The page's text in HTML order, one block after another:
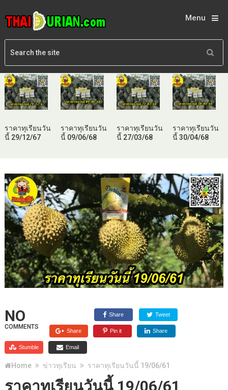
Menu
ราคาทุเรียนวัน
นี้ 29/12/67
ราคาทุเรียนวัน
นี้ 09/06/68
ราคาทุเรียนวัน
นี้ 27/03/68
ราคาทุเรียนวัน
นี้ 30/04/68
NO
COMMENTS
Share Tweet
Share Pin it Share
Stumble Email
Home ข่าวทุเรียน ราคาทุเรียนวันนี้ 19/06/61
ราคาทุเรียนวันนี้ 19/06/61